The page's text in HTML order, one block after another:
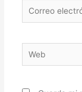
Correo
electrónico*
Web